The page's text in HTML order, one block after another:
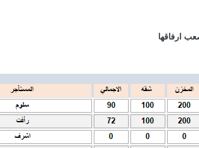
ارفاقها